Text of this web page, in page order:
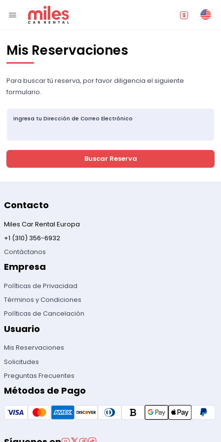
Mis Reservaciones
Para buscar tú reserva, por favor diligencia el siguiente
formulario.
Ingresa tu Dirección de Correo Electrónico
Buscar Reserva
Contacto
Miles Car Rental Europa
+1 (310) 356-6932
Contáctanos
Empresa
Políticas de Privacidad
Términos y Condiciones
Políticas de Cancelación
Usuario
Mis Reservaciones
Solicitudes
Preguntas Frecuentes
Métodos de Pago